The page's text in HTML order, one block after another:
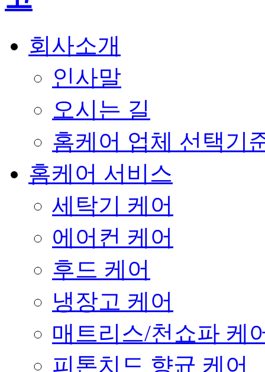
회사소개
인사말
오시는 길
홈케어 업체 선택기
홈케어 서비스
세탁기 케어
에어컨 케어
후드 케어
냉장고 케어
매트리스/천쇼파 케
피톤치드 향균 케어